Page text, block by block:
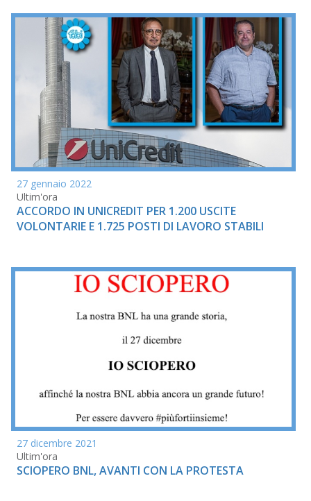
27 gennaio 2022
Ultim'ora
ACCORDO IN UNICREDIT PER 1.200 USCITE
VOLONTARIE E 1.725 POSTI DI LAVORO STABILI
27 dicembre 2021
Ultim'ora
SCIOPERO BNL, AVANTI CON LA PROTESTA